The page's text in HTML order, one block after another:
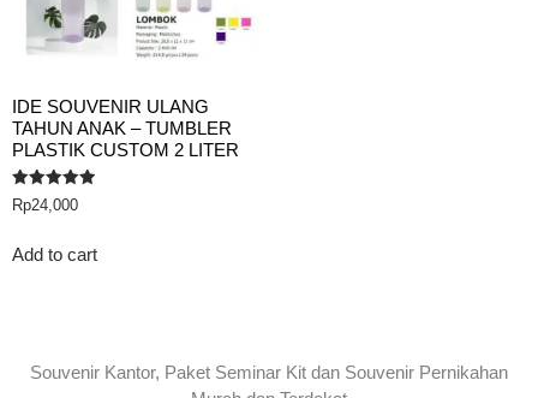
IDE SOUVENIR ULANG
TAHUN ANAK – TUMBLER
PLASTIK CUSTOM 2 LITER
Rated
5.00
Rp24,000
Add to cart
Souvenir Kantor, Paket Seminar Kit dan Souvenir Pernikahan